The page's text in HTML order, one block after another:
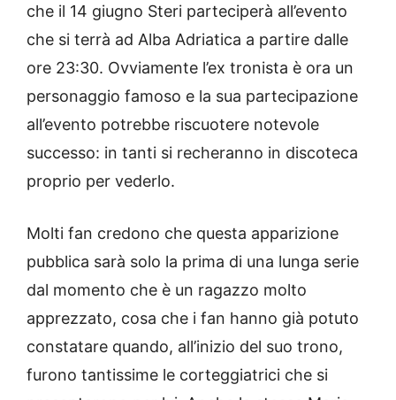
che il 14 giugno Steri parteciperà all’evento
che si terrà ad Alba Adriatica a partire dalle
ore 23:30. Ovviamente l’ex tronista è ora un
personaggio famoso e la sua partecipazione
all’evento potrebbe riscuotere notevole
successo: in tanti si recheranno in discoteca
proprio per vederlo.
Molti fan credono che questa apparizione
pubblica sarà solo la prima di una lunga serie
dal momento che è un ragazzo molto
apprezzato, cosa che i fan hanno già potuto
constatare quando, all’inizio del suo trono,
furono tantissime le corteggiatrici che si